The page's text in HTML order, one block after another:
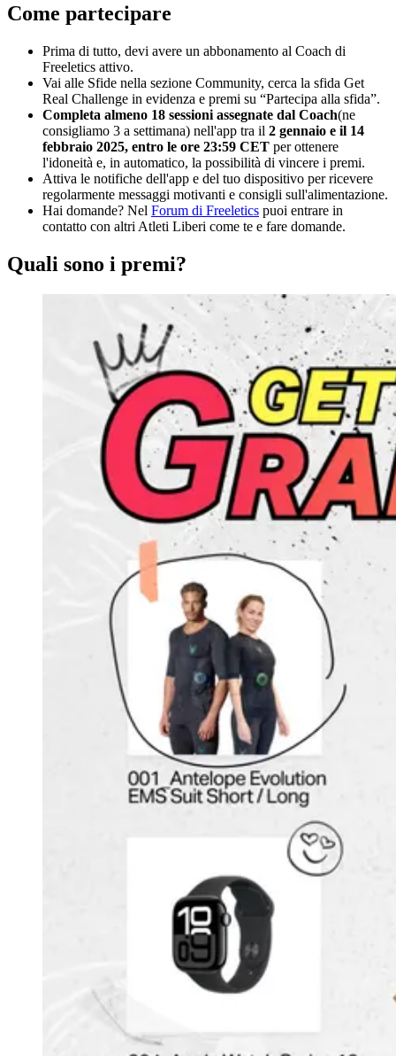
Come partecipare
Prima di tutto, devi avere un abbonamento al Coach di
Freeletics attivo.
Vai alle Sfide nella sezione Community, cerca la sfida Get
Real Challenge in evidenza e premi su “Partecipa alla sfida”.
Completa almeno 18 sessioni assegnate dal Coach(ne
consigliamo 3 a settimana) nell'app tra il 2 gennaio e il 14
febbraio 2025, entro le ore 23:59 CET per ottenere
l'idoneità e, in automatico, la possibilità di vincere i premi.
Attiva le notifiche dell'app e del tuo dispositivo per ricevere
regolarmente messaggi motivanti e consigli sull'alimentazione.
Hai domande? Nel Forum di Freeletics puoi entrare in
contatto con altri Atleti Liberi come te e fare domande.
Quali sono i premi?